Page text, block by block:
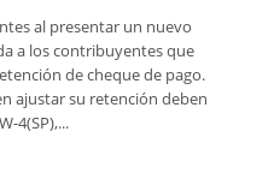
al presentar un nuevo
a los contribuyentes que
de cheque de pago.
ajustar su retención deben
4(SP),...